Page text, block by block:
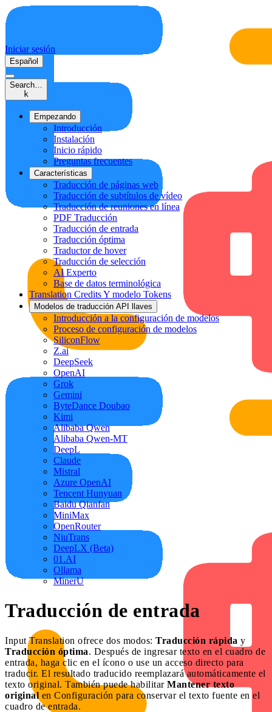
Iniciar sesión
Español
Search…
k
Empezando
Introducción
Instalación
Inicio rápido
Preguntas frecuentes
Características
Traducción de páginas web
Traducción de subtítulos de vídeo
Traducción de reuniones en línea
PDF Traducción
Traducción de entrada
Traducción óptima
Traductor de hover
Traducción de selección
AI Experto
Base de datos terminológica
Translation Credits Y modelo Tokens
Modelos de traducción API llaves
Introducción a la configuración de modelos
Proceso de configuración de modelos
SiliconFlow
Z.ai
DeepSeek
OpenAI
Grok
Gemini
ByteDance Doubao
Kimi
Alibaba Qwen
Alibaba Qwen-MT
DeepL
Claude
Mistral
Azure OpenAI
Tencent Hunyuan
Baidu Qianfan
MiniMax
OpenRouter
NiuTrans
DeepLX (Beta)
01.AI
Ollama
MinerU
Traducción de entrada
Input Translation ofrece dos modos: Traducción rápida y
Traducción óptima. Después de ingresar texto en el cuadro de
entrada, haga clic en el ícono o use un acceso directo para
traducir. El resultado traducido reemplazará automáticamente el
texto original. También puede habilitar Mantener texto
original en Configuración para conservar el texto fuente en el
cuadro de entrada.